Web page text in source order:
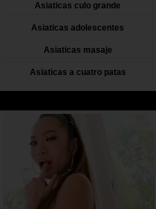
Asiaticas culo grande
Asiaticas adolescentes
Asiaticas masaje
Asiaticas a cuatro patas